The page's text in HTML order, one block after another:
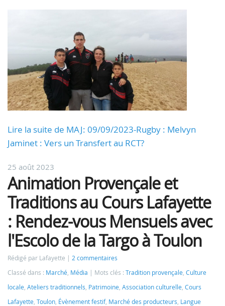
Lire la suite de MAJ: 09/09/2023-Rugby : Melvyn
Jaminet : Vers un Transfert au RCT?
25 août 2023
Animation Provençale et
Traditions au Cours Lafayette
: Rendez-vous Mensuels avec
l'Escolo de la Targo à Toulon
Rédigé par Lafayette
2 commentaires
Classé dans : Marché, Média Mots clés : Tradition provençale, Culture
locale, Ateliers traditionnels, Patrimoine, Association culturelle, Cours
Lafayette, Toulon, Évènement festif, Marché des producteurs, Langue